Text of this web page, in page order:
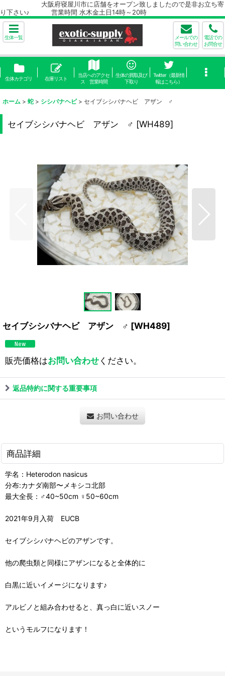
大阪府寝屋川市に店舗をオープン致しましたので是非お立ち寄
り下さい♪ 営業時間 水木金土日14時～20時
生体一覧
メールでの
問い合わせ
電話での
お問合せ
生体カテゴリ 在庫リスト
当店へのアクセ
ス 営業時間
生体の買取及び
下取り
Twitter（最新情
報はこちら）
ホーム > 蛇 > シシバナヘビ > セイブシシバナヘビ アザン ♂
セイブシシバナヘビ アザン ♂ [WH489]
セイブシシバナヘビ アザン ♂ [WH489]
販売価格はお問い合わせください。
返品特約に関する重要事項
お問い合わせ
商品詳細
学名：Heterodon nasicus
分布:カナダ南部〜メキシコ北部
最大全長：♂40~50cm ♀50~60cm
2021年9月入荷 EUCB
セイブシシバナヘビのアザンです。
他の爬虫類と同様にアザンになると全体的に
白黒に近いイメージになります♪
アルビノと組み合わせると、真っ白に近いスノー
というモルフになります！